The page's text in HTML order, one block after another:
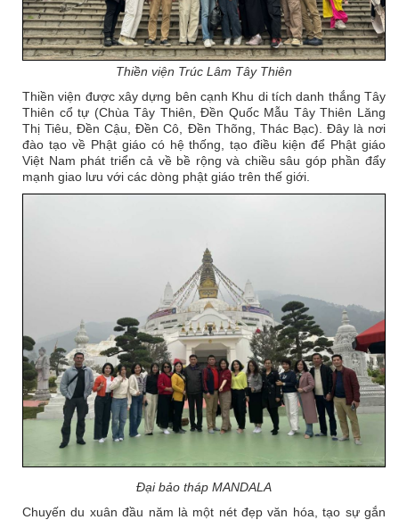
Thiền viện Trúc Lâm Tây Thiên
Thiền viện được xây dựng bên cạnh Khu di tích danh thắng Tây
Thiên cổ tự (Chùa Tây Thiên, Đền Quốc Mẫu Tây Thiên Lăng
Thị Tiêu, Đền Cậu, Đền Cô, Đền Thõng, Thác Bạc). Đây là nơi
đào tạo về Phật giáo có hệ thống, tạo điều kiện để Phật giáo
Việt Nam phát triển cả về bề rộng và chiều sâu góp phần đẩy
mạnh giao lưu với các dòng phật giáo trên thế giới.
Đại bảo tháp MANDALA
Chuyến du xuân đầu năm là một nét đẹp văn hóa, tạo sự gắn